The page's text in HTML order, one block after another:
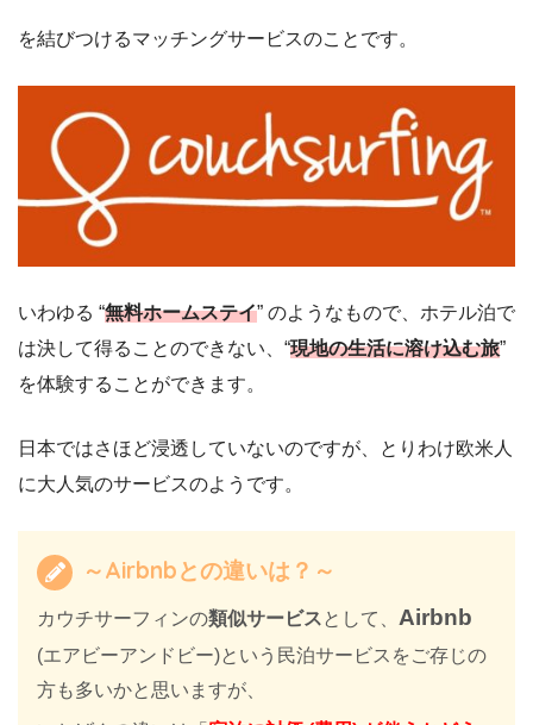
を結びつけるマッチングサービスのことです。
いわゆる “無料ホームステイ” のようなもので、ホテル泊で
は決して得ることのできない、“現地の生活に溶け込む旅”
を体験することができます。
日本ではさほど浸透していないのですが、とりわけ欧米人
に大人気のサービスのようです。
～Airbnbとの違いは？～
カウチサーフィンの類似サービスとして、 Airbnb
(エアビーアンドビー)という民泊サービスをご存じの
方も多いかと思いますが、